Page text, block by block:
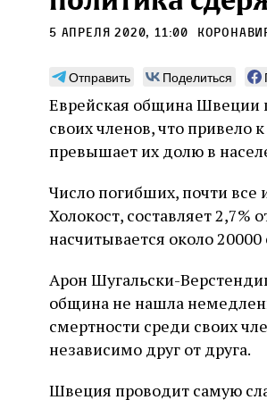
5 апреля 2020, 11:00
Отправить Поделиться
Еврейская община Швеции
своих членов, что привело
превышает их долю в
Число погибших, почти все
Холокост, составляет
насчитывается около
Арон Шугальски-
община не нашла
смертности среди своих
независимо друг от друга.
Швеция проводит самую
Погромы 1929
неделя,
судьбу
Примерно за полторы
погромов Ребе совершал
частности, Пещеру
необычайное напряжение и
отказался приходить к
чтобы не собирать вокруг
количество хасидов и
самым не усиливать
5 августа Проверено
Ицкович